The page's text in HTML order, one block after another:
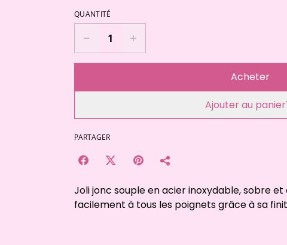
QUANTITÉ
Acheter
Ajouter au panier
PARTAGER
Joli jonc souple en acier inoxydable, sobre et
facilement à tous les poignets grâce à sa